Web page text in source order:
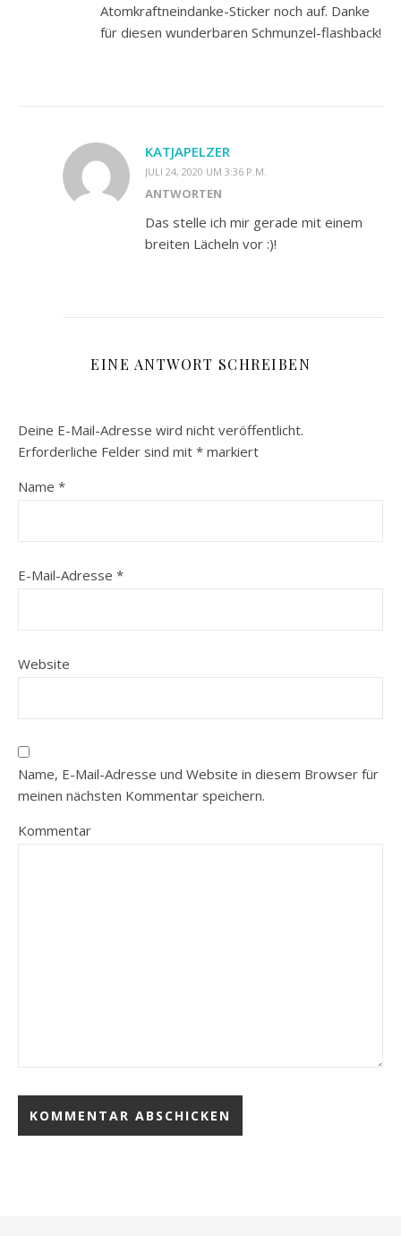
Atomkraftneindanke-Sticker noch auf. Danke
für diesen wunderbaren Schmunzel-flashback!
KATJAPELZER
JULI 24, 2020 UM 3:36 P.M.
ANTWORTEN
Das stelle ich mir gerade mit einem
breiten Lächeln vor :)!
EINE ANTWORT SCHREIBEN
Deine E-Mail-Adresse wird nicht veröffentlicht.
Erforderliche Felder sind mit * markiert
Name *
E-Mail-Adresse *
Website
Name, E-Mail-Adresse und Website in diesem Browser für
meinen nächsten Kommentar speichern.
Kommentar